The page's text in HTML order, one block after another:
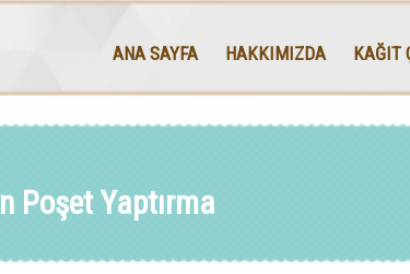
ANA SAYFA HAKKIMIZDA KAĞIT
Poşet Yaptırma